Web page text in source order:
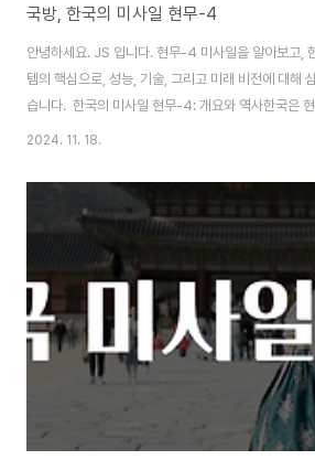
​국방, 한국의 미사일 현무-4
안녕하세요. JS 입니다. 현무-4 미사일을 알아보고,
템의 핵심으로, 성능, 기술, 그리고 미래 비전에 대해
습니다. 한국의 미사일 현무-4: 개요와 역사한국은
주국방의 새로운 시대를 맞이하고 있습니다.이 미사일
할 수 있는 능력을 배양하고 있습니다.현무-4의 개발
국이 안보를 강화하고 국방역량을 극대화하기 위해
를 잘 보여줍니다.현무-4 미사일 개발 프로젝트는 초
계에 걸쳐 진행되었습니다.2000년대 초반, 북한의
하면서 한국 정부는 더욱..
2024. 11. 18.